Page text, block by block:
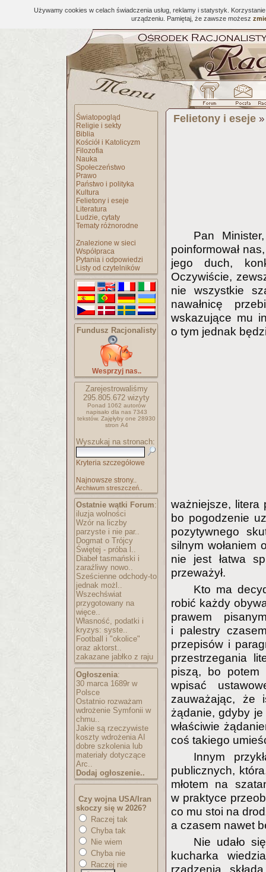
Używamy cookies w celach świadczenia usług, reklamy i statystyk.
urządzeniu. Pamiętaj, że zawsze możesz
Światopogląd
Religie i sekty
Biblia
Kościół i Katolicyzm
Filozofia
Nauka
Społeczeństwo
Prawo
Państwo i polityka
Kultura
Felietony i eseje
Literatura
Ludzie, cytaty
Tematy różnorodne
Znalezione w sieci
Współpraca
Pytania i odpowiedzi
Listy od czytelników
Fundusz Racjonalisty
Wesprzyj nas..
Zarejestrowaliśmy
295.805.672 wizyty
Ponad 1062 autorów
napisało dla nas 7343
tekstów. Zajęłyby one 28930
stron A4
Wyszukaj na stronach:
Kryteria szczegółowe
Najnowsze strony..
Archiwum streszczeń..
Ostatnie wątki Forum:
iluzja wolności
Wzór na liczby
parzyste i nie par..
Dogmat o Trójcy
Świętej - próba l..
Diabeł tasmański i
zaraźliwy nowo..
Sześcienne odchody-to
jednak możl..
Wszechświat
przygotowany na
więce..
Własność, podatki i
kryzys: syste..
Football i "okolice"
oraz aktorst..
zakazane jabłko z raju
Ogłoszenia:
30 marca 1689r w
Polsce
Ostatnio rozważam
wdrożenie Symfonii w
chmu..
Jakie są rzeczywiste
koszty wdrożenia AI
dobre szkolenia lub
materiały dotyczące
Arc..
Dodaj ogłoszenie..
Czy wojna USA/Iran
skoczy się w 2026?
Raczej tak
Chyba tak
Nie wiem
Chyba nie
Raczej nie
Felietony i eseje
Pan
poinformował
jego duch,
Oczywiście,
nie wszystkie
nawałnicę
wskazujące mu
o tym jednak
ważniejsze,
bo pogodzenie
pozytywnego
silnym wołaniem
nie jest łatwa
przeważył.
Kto ma
robić każdy
prawem
i palestry
przepisów i
przestrzegania
piszą, bo potem
wpisać
zauważając, że
żądanie, gdyby je
właściwie
coś takiego
Innym
publicznych,
młotem na
w praktyce
co mu stoi na
a czasem nawet
Nie udało
kucharka
rządzenia